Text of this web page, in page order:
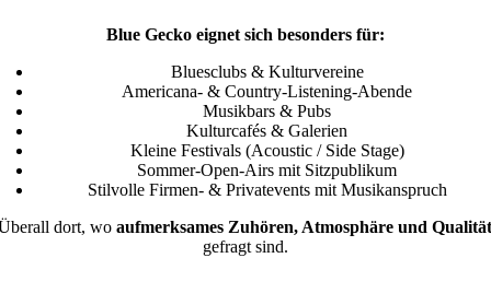
Blue Gecko eignet sich besonders für:
Bluesclubs & Kulturvereine
Americana- & Country-Listening-Abende
Musikbars & Pubs
Kulturcafés & Galerien
Kleine Festivals (Acoustic / Side Stage)
Sommer-Open-Airs mit Sitzpublikum
Stilvolle Firmen- & Privatevents mit Musikanspruch
dort, wo aufmerksames Zuhören, Atmosphäre und Qualität
gefragt sind.